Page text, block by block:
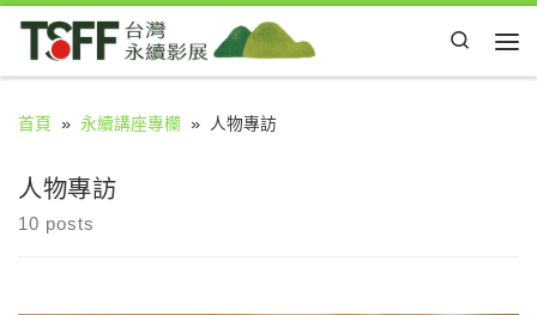
Skip to content
Search
首頁 » 永續講座專欄 » 人物專訪
人物專訪
10 posts